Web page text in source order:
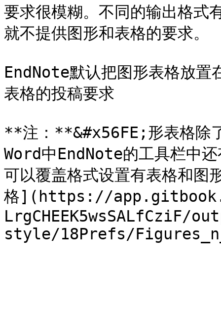
要求很模糊。不同的输出格式
就不提供图形和表格的要求。
EndNote默认把图形表格放置
表格的投稿要求
**注：**&#x56FE;形表格除
Word中EndNote的工具栏中
可以覆盖格式设置有表格和图
格](https://
LrgCHEEK5wsSALfCziF/